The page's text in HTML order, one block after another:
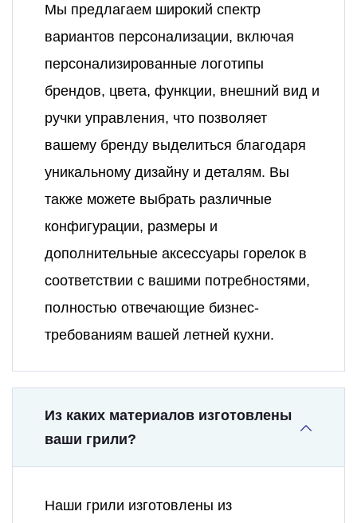
Мы предлагаем широкий спектр
вариантов персонализации, включая
персонализированные логотипы
брендов, цвета, функции, внешний вид и
ручки управления, что позволяет
вашему бренду выделиться благодаря
уникальному дизайну и деталям. Вы
также можете выбрать различные
конфигурации, размеры и
дополнительные аксессуары горелок в
соответствии с вашими потребностями,
полностью отвечающие бизнес-
требованиям вашей летней кухни.
Из каких материалов изготовлены
ваши грили?
Наши грили изготовлены из